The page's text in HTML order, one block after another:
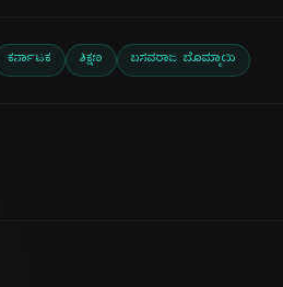
ಕರ್ನಾಟಕ ಶಿಕ್ಷಣ ಬಸವರಾಜ ಬೊಮ್ಮಾಯಿ